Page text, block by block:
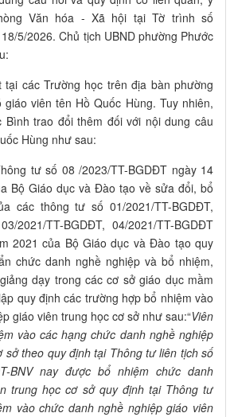
Văn hóa - Xã hội tại Tờ trình số
5/2026. Chủ tịch UBND phường Phước
các Trường học trên địa bàn phường
viên tên Hồ Quốc Hùng. Tuy nhiên,
Bình trao đổi thêm đối với nội dung câu
Hùng như sau:
tư số 08 /2023/TT-BGDĐT ngày 14
Bộ Giáo dục và Đào tạo về sửa đổi, bổ
các thông tư số 01/2021/TT-BGDĐT,
2021/TT-BGDĐT, 04/2021/TT-BGDĐT
2021 của Bộ Giáo dục và Đào tạo quy
chức danh nghề nghiệp và bổ nhiệm,
dạy trong các cơ sở giáo dục mầm
quy định các trường hợp bổ nhiệm vào
giáo viên trung học cơ sở như sau:“Viên
vào các hạng chức danh nghề nghiệp
sở theo quy định tại Thông tư liên tịch số
BNV nay được bổ nhiệm chức danh
trung học cơ sở quy định tại Thông tư
vào chức danh nghề nghiệp giáo viên